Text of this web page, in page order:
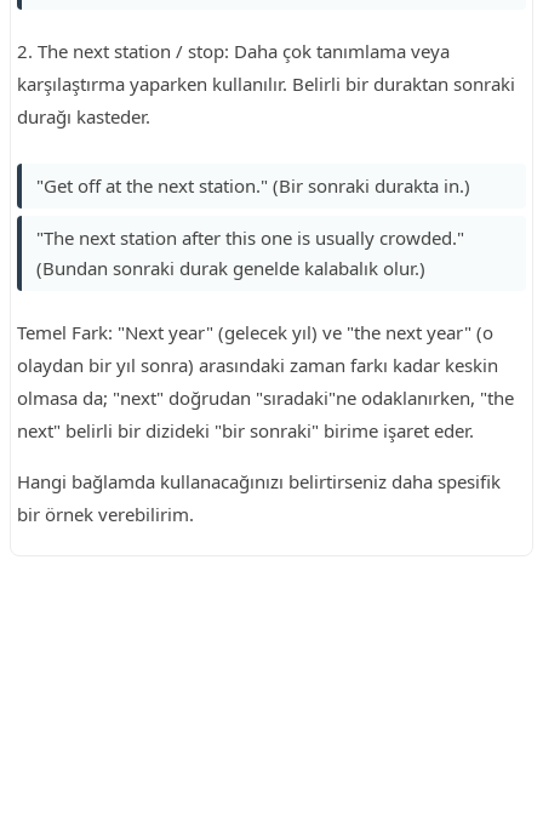
2. The next station / stop: Daha çok tanımlama veya
karşılaştırma yaparken kullanılır. Belirli bir duraktan sonraki
durağı kasteder.
"Get off at the next station." (Bir sonraki durakta in.)
"The next station after this one is usually crowded."
(Bundan sonraki durak genelde kalabalık olur.)
Temel Fark: "Next year" (gelecek yıl) ve "the next year" (o
olaydan bir yıl sonra) arasındaki zaman farkı kadar keskin
olmasa da; "next" doğrudan "sıradaki"ne odaklanırken, "the
next" belirli bir dizideki "bir sonraki" birime işaret eder.
Hangi bağlamda kullanacağınızı belirtirseniz daha spesifik
bir örnek verebilirim.